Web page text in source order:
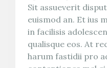
Sit assueverit
euismod an. Et ius
in facilisis
qualisque eos. At
harum fastidii pro